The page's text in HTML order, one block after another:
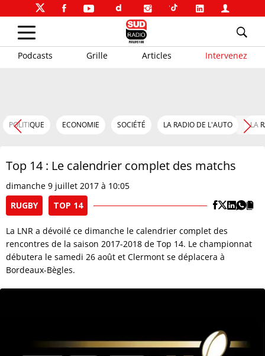
Podcasts Grille Articles Intervenez
POLITIQUE ECONOMIE SOCIÉTÉ LA RADIO DE L'AUTO LA
Top 14 : Le calendrier complet des matchs
dimanche 9 juillet 2017 à 10:05
RUGBY
TOP 14
La LNR a dévoilé ce dimanche le calendrier complet des
rencontres de la saison 2017-2018 de Top 14. Le championnat
débutera le samedi 26 août et Clermont se déplacera à
Bordeaux-Bègles.